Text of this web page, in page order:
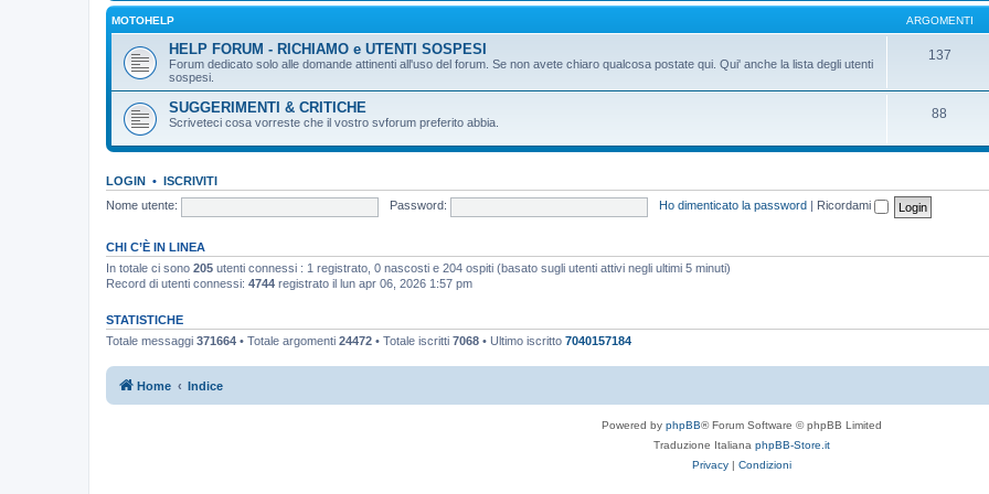
MOTOHELP ARGOMENTI
HELP FORUM - RICHIAMO e UTENTI SOSPESI
Forum dedicato solo alle domande attinenti all'uso del forum. Se non avete chiaro qualcosa postate qui. Qui' anche la lista degli utenti
sospesi.
137
SUGGERIMENTI & CRITICHE
Scriveteci cosa vorreste che il vostro svforum preferito abbia.
88
LOGIN • ISCRIVITI
Nome utente:
Password: Ho dimenticato la password Ricordami
CHI C’È IN LINEA
In totale ci sono 205 utenti connessi : 1 registrato, 0 nascosti e 204 ospiti (basato sugli utenti attivi negli ultimi 5 minuti)
Record di utenti connessi: 4744 registrato il lun apr 06, 2026 1:57 pm
STATISTICHE
Totale messaggi 371664 • Totale argomenti 24472 • Totale iscritti 7068 • Ultimo iscritto 7040157184
Home Indice
Powered by phpBB® Forum Software © phpBB Limited
Traduzione Italiana phpBB-Store.it
Privacy | Condizioni